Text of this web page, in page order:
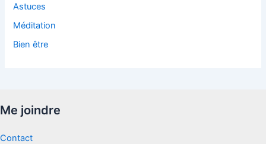
Astuces
Méditation
Bien être
Me joindre
Contact